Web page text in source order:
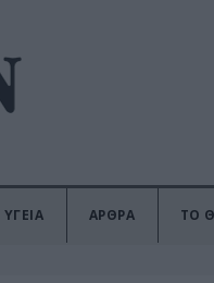
ΥΓΕΙΑ ΑΡΘΡΑ ΤΟ